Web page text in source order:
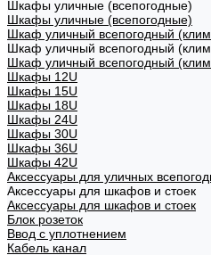
Шкафы уличные (всепогодные)
Шкафы уличные (всепогодные)
Шкаф уличный всепогодный
Шкаф уличный всепогодный
Шкаф уличный всепогодный
Шкафы 12U
Шкафы 15U
Шкафы 18U
Шкафы 24U
Шкафы 30U
Шкафы 36U
Шкафы 42U
Аксессуары для уличных
Аксессуары для шкафов и стоек
Аксессуары для шкафов и стоек
Блок розеток
Ввод с уплотнением
Кабель канал